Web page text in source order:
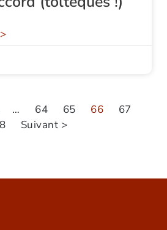
… 64 65 66
67
Suivant >